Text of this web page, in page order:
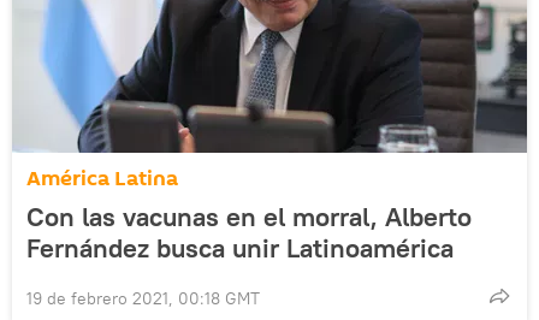
América Latina
Con las vacunas en el morral, Alberto
Fernández busca unir Latinoamérica
19 de febrero 2021, 00:18 GMT